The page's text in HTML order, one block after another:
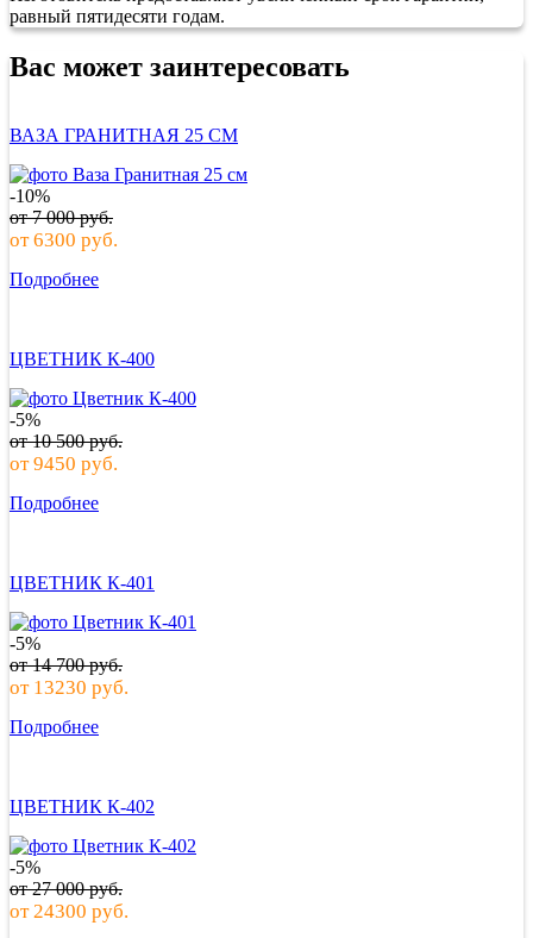
равный пятидесяти годам.
Вас может заинтересовать
ВАЗА ГРАНИТНАЯ 25 СМ
-10%
от7 000руб.
от6300 руб.
Подробнее
ЦВЕТНИК К-400
-5%
от10 500руб.
от9450 руб.
Подробнее
ЦВЕТНИК К-401
-5%
от14 700руб.
от 13230 руб.
Подробнее
ЦВЕТНИК К-402
-5%
от27 000руб.
от24300 руб.